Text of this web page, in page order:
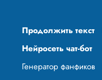
Продолжить текст
Нейросеть чат-бот
Генератор фанфиков